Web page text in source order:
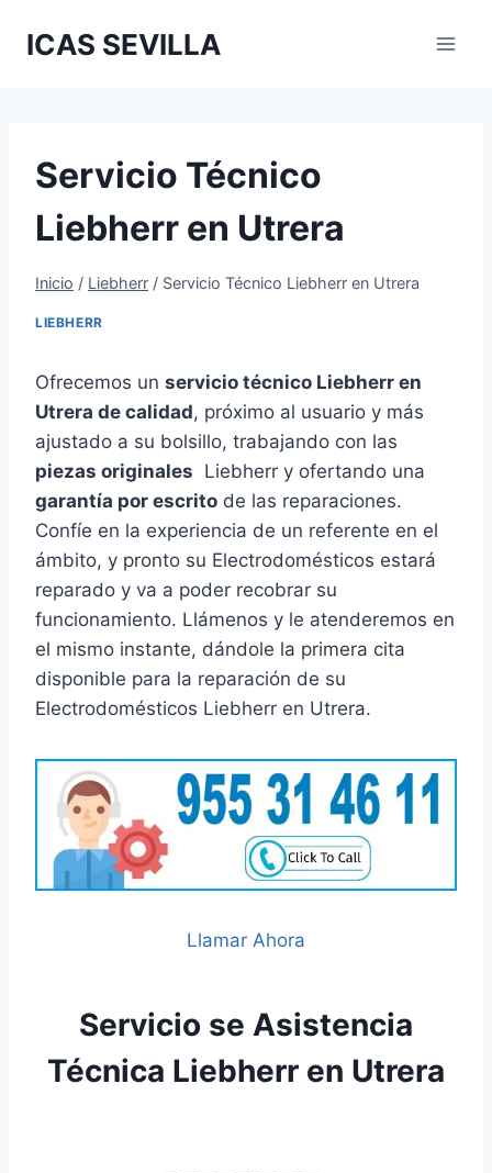
ICAS SEVILLA
Servicio Técnico
Liebherr en Utrera
Inicio / Liebherr / Servicio Técnico Liebherr en Utrera
LIEBHERR
Ofrecemos un servicio técnico Liebherr en
Utrera de calidad, próximo al usuario y más
ajustado a su bolsillo, trabajando con las
piezas originales Liebherr y ofertando una
garantía por escrito de las reparaciones.
Confíe en la experiencia de un referente en el
ámbito, y pronto su Electrodomésticos estará
reparado y va a poder recobrar su
funcionamiento. Llámenos y le atenderemos en
el mismo instante, dándole la primera cita
disponible para la reparación de su
Electrodomésticos Liebherr en Utrera.
Llamar Ahora
Servicio se Asistencia
Técnica Liebherr en Utrera